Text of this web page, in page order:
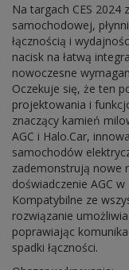
Na targach CES
samochodowej,
łącznością i
nacisk na łatwą
nowoczesne
Oczekuje się, że ten
projektowania i
znaczący kamień
AGC i Halo.Car,
samochodów
zademonstrują nowe
doświadczenie AGC
Kompatybilne ze
rozwiązanie
poprawiając
spadki łączności.